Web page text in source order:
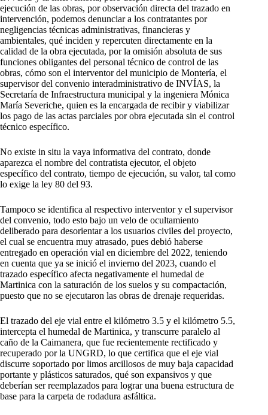
ejecución de las obras, por observación directa del trazado en
intervención, podemos denunciar a los contratantes por
negligencias técnicas administrativas, financieras y
ambientales, qué inciden y repercuten directamente en la
calidad de la obra ejecutada, por la omisión absoluta de sus
funciones obligantes del personal técnico de control de las
obras, cómo son el interventor del municipio de Montería, el
supervisor del convenio interadministrativo de INVÍAS, la
Secretaría de Infraestructura municipal y la ingeniera Mónica
María Severiche, quien es la encargada de recibir y viabilizar
los pago de las actas parciales por obra ejecutada sin el control
técnico específico.
No existe in situ la vaya informativa del contrato, donde
aparezca el nombre del contratista ejecutor, el objeto
específico del contrato, tiempo de ejecución, su valor, tal como
lo exige la ley 80 del 93.
Tampoco se identifica al respectivo interventor y el supervisor
del convenio, todo esto bajo un velo de ocultamiento
deliberado para desorientar a los usuarios civiles del proyecto,
el cual se encuentra muy atrasado, pues debió haberse
entregado en operación vial en diciembre del 2022, teniendo
en cuenta que ya se inició el invierno del 2023, cuando el
trazado específico afecta negativamente el humedal de
Martinica con la saturación de los suelos y su compactación,
puesto que no se ejecutaron las obras de drenaje requeridas.
El trazado del eje vial entre el kilómetro 3.5 y el kilómetro 5.5,
intercepta el humedal de Martinica, y transcurre paralelo al
caño de la Caimanera, que fue recientemente rectificado y
recuperado por la UNGRD, lo que certifica que el eje vial
discurre soportado por limos arcillosos de muy baja capacidad
portante y plásticos saturados, qué son expansivos y que
deberían ser reemplazados para lograr una buena estructura de
base para la carpeta de rodadura asfáltica.